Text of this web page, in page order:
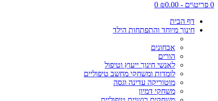
0 פריט\ים - ₪0.00
0
דף הבית
חינוך מיוחד והתפתחות הילד
אבחונים
הורים
לאנשי חינוך ייעוץ וטיפול
לומדות ומשחקי מחשב טיפוליים
מוטוריקה עדינה וגסה
משחקי דמיון